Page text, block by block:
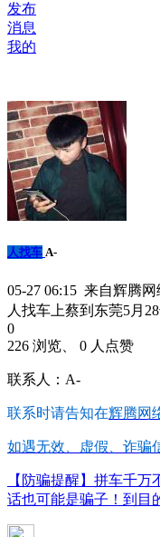
发布
消息
我的
人找车 A-
05-27 06:15 来自辉腾
人找车上蔡到东莞5月
0
226 浏览、 0 人点赞
联系人：A-
联系时请告知在辉腾网
如遇无效、虚假、诈骗
【防骗提醒】拼车千
话也可能是骗子！到目